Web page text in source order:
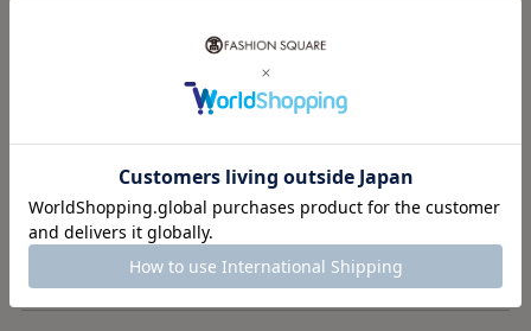
返品OK
一部商品を除き、
返品することが可能です